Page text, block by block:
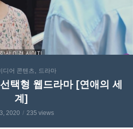
디어 콘텐츠 드라마
택형 웹드라마 [연애의 세
계]
2020 235 views